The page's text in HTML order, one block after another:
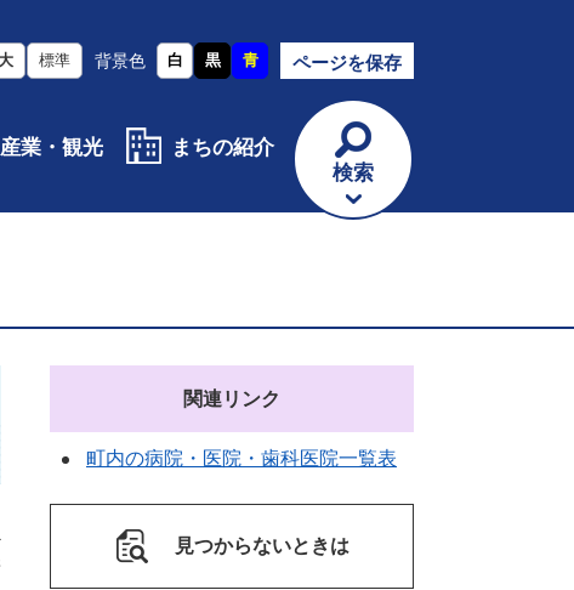
標準 背景色 白 黒 青 ページを保存
産業・観光
まちの紹介
検索
関連リンク
町内の病院・医院・歯科医院一覧表
見つからないときは